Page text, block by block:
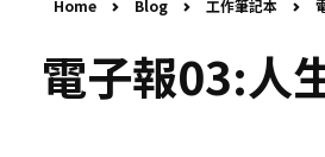
Home Blog 工作筆記本
電子報03:人